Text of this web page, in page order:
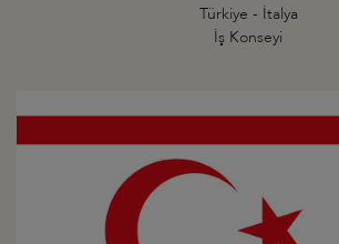
Türkiye - İtalya
İş Konseyi